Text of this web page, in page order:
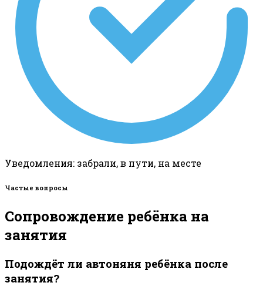
Уведомления: забрали, в пути, на месте
Частые вопросы
Сопровождение ребёнка на
занятия
Подождёт ли автоняня ребёнка после
занятия?